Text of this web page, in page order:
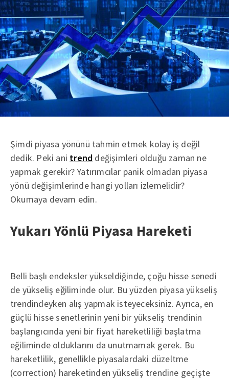
Şimdi piyasa yönünü tahmin etmek kolay iş değil
dedik. Peki ani trend değişimleri olduğu zaman ne
yapmak gerekir? Yatırımcılar panik olmadan piyasa
yönü değişimlerinde hangi yolları izlemelidir?
Okumaya devam edin.
Yukarı Yönlü Piyasa Hareketi
Belli başlı endeksler yükseldiğinde, çoğu hisse senedi
de yükseliş eğiliminde olur. Bu yüzden piyasa yükseliş
trendindeyken alış yapmak isteyeceksiniz. Ayrıca, en
güçlü hisse senetlerinin yeni bir yükseliş trendinin
başlangıcında yeni bir fiyat hareketliliği başlatma
eğiliminde olduklarını da unutmamak gerek. Bu
hareketlilik, genellikle piyasalardaki düzeltme
(correction) hareketinden yükseliş trendine geçişte